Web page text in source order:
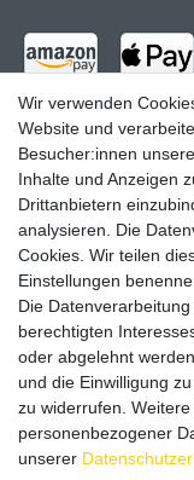
Versandpartner
Service &
Wir verwenden
Website und
Besucher:innen
Inhalte und Anzeigen
Drittanbietern
analysieren. Die
Cookies. Wir teilen
Einstellungen
Die
berechtigten
oder abgelehnt
und die Einwilligung
zu widerrufen.
personenbezogener
unserer